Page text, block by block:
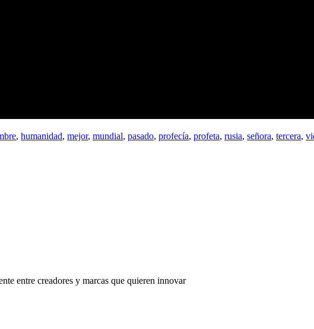
, humanidad, mejor, mundial, pasado, profecía, profeta, rusia, señora, tercera,
entre creadores y marcas que quieren innovar